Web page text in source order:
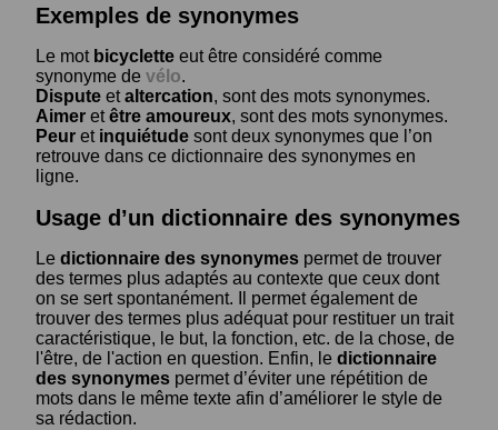
Exemples de synonymes
Le mot bicyclette eut être considéré comme
synonyme de vélo.
Dispute etaltercation, sont des mots synonymes.
Aimer etêtre amoureux, sont des mots synonymes.
Peur et inquiétude sont deux synonymes que l’on
retrouve dans ce dictionnaire des synonymes en
ligne.
Usage d’un dictionnaire des synonymes
Le dictionnaire des synonymes permet de trouver
des termes plus adaptés au contexte que ceux dont
on se sert spontanément. Il permet également de
trouver des termes plus adéquat pour restituer un trait
caractéristique, le but, la fonction, etc. de la chose, de
l'être, de l'action en question. Enfin, le dictionnaire
des synonymes permet d’éviter une répétition de
mots dans le même texte afin d’améliorer le style de
sa rédaction.